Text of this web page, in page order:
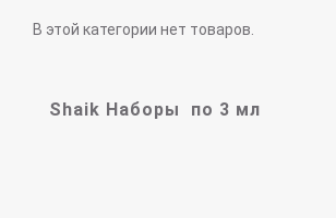
В этой категории нет товаров.
Shaik Наборы по 3 мл